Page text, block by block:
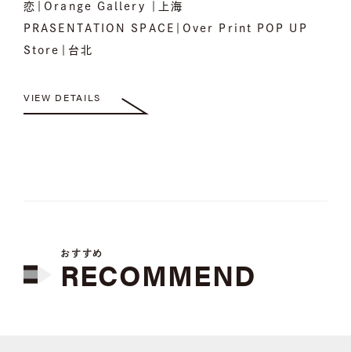
恋｜Orange Gallery ｜上海
PRASENTATION SPACE｜Over Print POP UP
Store｜台北
VIEW DETAILS
おすすめ
RECOMMEND